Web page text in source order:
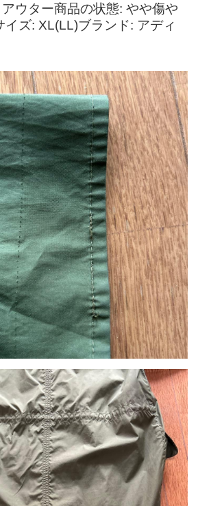
ウター商品の状態: やや傷や
ズ: XL(LL)ブランド: アディ